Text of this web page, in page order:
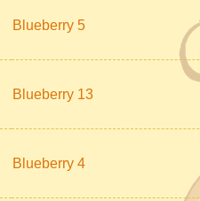
Blueberry 5
Blueberry 13
Blueberry 4